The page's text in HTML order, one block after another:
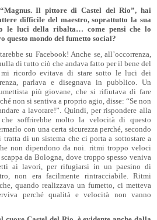
Il pittore di Castel del Rio”, hai
difficile del maestro, soprattutto la sua
le luci della ribalta… come pensi che lo
questo mondo del fumetto social?
su Facebook! Anche se, all’occorrenza,
di tutto ciò che andava fatto per il bene del
mi ricordo evitava di stare sotto le luci dei
parlava e disegnava in pubblico. Un
più giovane, che si rifiutava di fare
non si sentiva a proprio agio, disse: “Se non
a lavorare!”. Quindi, per rispondere alla
soffrirebbe molto la velocità di questo
con una certa sicurezza perché, secondo
di un sistema che ci porta a sottostare a
non dipendono da noi. ritmi troppo veloci
da Bologna, dove troppo spesso veniva
ai lavori, per rifugiarsi in un paesino di
non era facilmente rintracciabile. Ritmi
quando realizzava un fumetto, ci metteva
perché qualità e velocità non vanno